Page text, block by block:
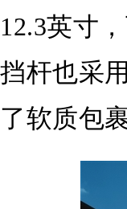
12.3英寸
挡杆也采
了软质包